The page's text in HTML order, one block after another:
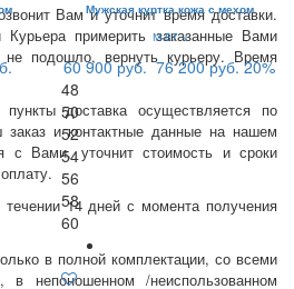
Вам и уточнит время доставки.
примерить заказанные Вами
подошло, вернуть курьеру. Время
доставка осуществляется по
и контактные данные на нашем
с Вами, уточнит стоимость и сроки
14 дней с момента получения
в полной комплектации, со всеми
в непоношенном /неиспользованном
Мужская куртка кожа с мехом
М-87 ч
60 900 руб. 76 200 руб. 20%
48
50
52
54
56
58
60